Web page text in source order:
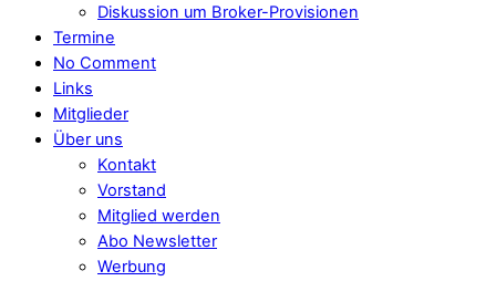
Diskussion um Broker-Provisionen
Termine
No Comment
Links
Mitglieder
Über uns
Kontakt
Vorstand
Mitglied werden
Abo Newsletter
Werbung